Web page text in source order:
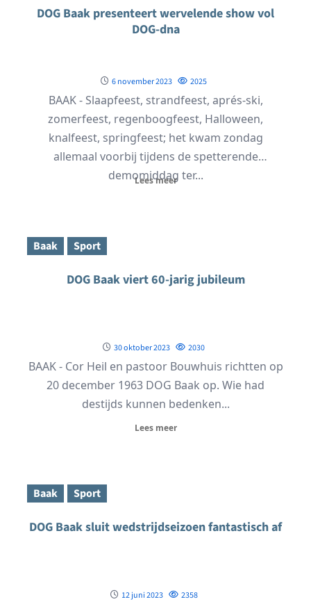
DOG Baak presenteert wervelende show vol
DOG-dna
6 november 2023 2025
BAAK - Slaapfeest, strandfeest, aprés-ski,
zomerfeest, regenboogfeest, Halloween,
knalfeest, springfeest; het kwam zondag
allemaal voorbij tijdens de spetterende
demomiddag ter...
Lees meer
Baak Sport
DOG Baak viert 60-jarig jubileum
30 oktober 2023 2030
BAAK - Cor Heil en pastoor Bouwhuis richtten op
20 december 1963 DOG Baak op. Wie had
destijds kunnen bedenken...
Lees meer
Baak Sport
DOG Baak sluit wedstrijdseizoen fantastisch af
12 juni 2023 2358